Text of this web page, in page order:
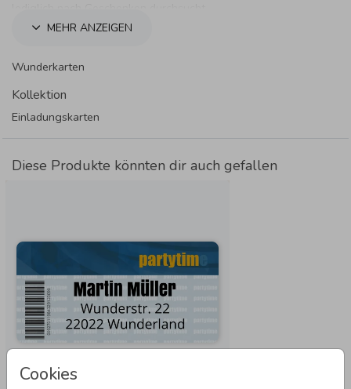
Cookies
MEHR ANZEIGEN
Wunderkarten
Kollektion
Einladungskarten
Diese Produkte könnten dir auch gefallen